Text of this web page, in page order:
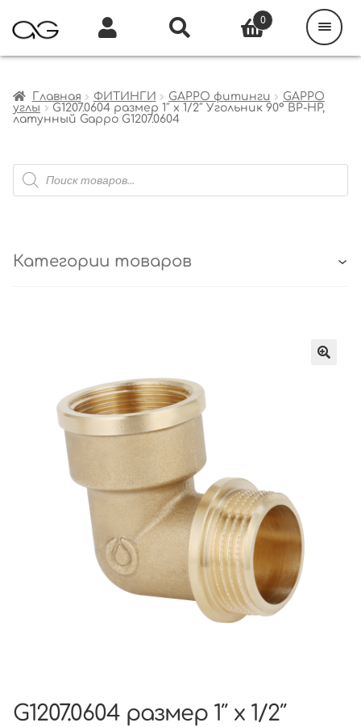
Главная ФИТИНГИ GAPPO фитинги
GAPPO
углы
G1207.0604 размер 1″ х 1/2″ Угольник 90° ВР-НР,
латунный Gappo G1207.0604
Поиск
товаров
Категории товаров
G1207.0604 размер 1″ х 1/2″
0